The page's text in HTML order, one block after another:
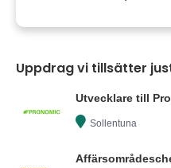
Uppdrag vi tillsätter
Utvecklare till
Sollentuna